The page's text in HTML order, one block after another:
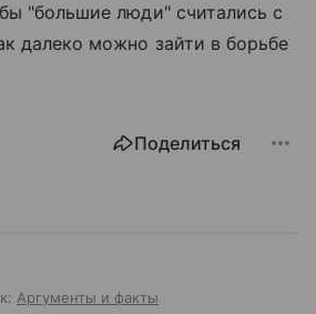
"большие люди" считались с
далеко можно зайти в борьбе
Поделиться
Аргументы и факты